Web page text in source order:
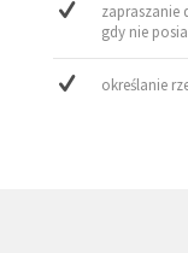
zapraszanie
gdy nie
określanie